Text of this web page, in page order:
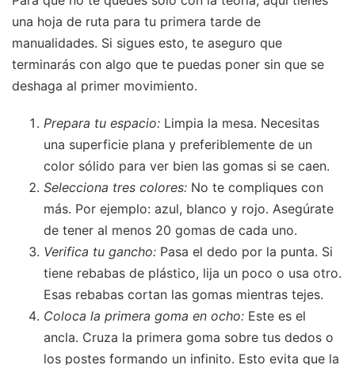
una hoja de ruta para tu primera tarde de
manualidades. Si sigues esto, te aseguro que
terminarás con algo que te puedas poner sin que se
deshaga al primer movimiento.
Prepara tu espacio: Limpia la mesa. Necesitas
una superficie plana y preferiblemente de un
color sólido para ver bien las gomas si se caen.
Selecciona tres colores: No te compliques con
más. Por ejemplo: azul, blanco y rojo. Asegúrate
de tener al menos 20 gomas de cada uno.
Verifica tu gancho: Pasa el dedo por la punta. Si
tiene rebabas de plástico, lija un poco o usa otro.
Esas rebabas cortan las gomas mientras tejes.
Coloca la primera goma en ocho: Este es el
ancla. Cruza la primera goma sobre tus dedos o
los postes formando un infinito. Esto evita que la